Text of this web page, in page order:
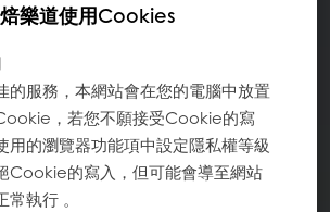
焙樂道使用Cookies
的服務，本網站會在您的電腦中放置
，若您不願接受Cookie的寫
用的瀏覽器功能項中設定隱私權等級
Cookie的寫入，但可能會導至網站
常執行 。